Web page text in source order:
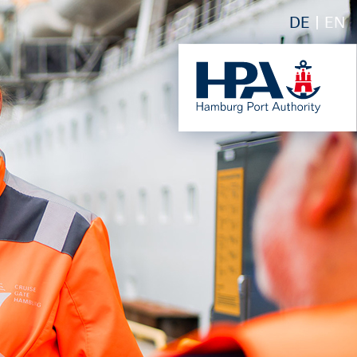
DE EN